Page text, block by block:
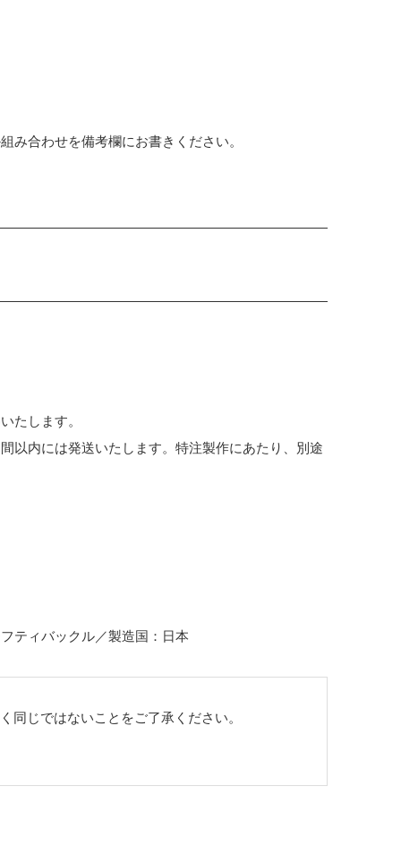
み合わせを備考欄にお書きください。
たします。
以内には発送いたします。特注製作にあたり、別途
ティバックル／製造国：日本
同じではないことをご了承ください。